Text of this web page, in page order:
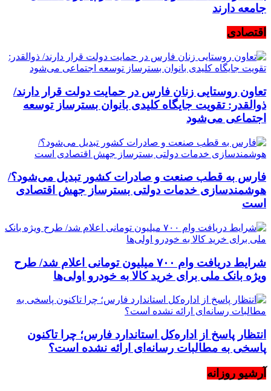
جامعه دارند
اقتصادی
تعاون روستایی زنان فارس در حمایت دولت قرار دارند/
ذوالقدر: تقویت جایگاه کلیدی بانوان بسترساز توسعه
اجتماعی می‌شود
فارس به قطب صنعت و صادرات کشور تبدیل می‌شود؟/
هوشمندسازی خدمات دولتی بسترساز جهش اقتصادی
است
شرایط دریافت وام ۷۰۰ میلیون تومانی اعلام شد/ طرح
ویژه بانک ملی برای خرید کالا به خودرو اولی‌ها
انتظار پاسخ از اداره‌کل استاندارد فارس؛ چرا تاکنون
پاسخی به مطالبات رسانه‌ای ارائه نشده است؟
آرشیو روزانه